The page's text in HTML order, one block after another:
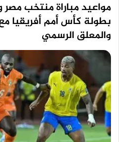
مواعيد مباراة منتخب
بطولة كأس أمم أفريقيا مع
والمعلق الرسمي